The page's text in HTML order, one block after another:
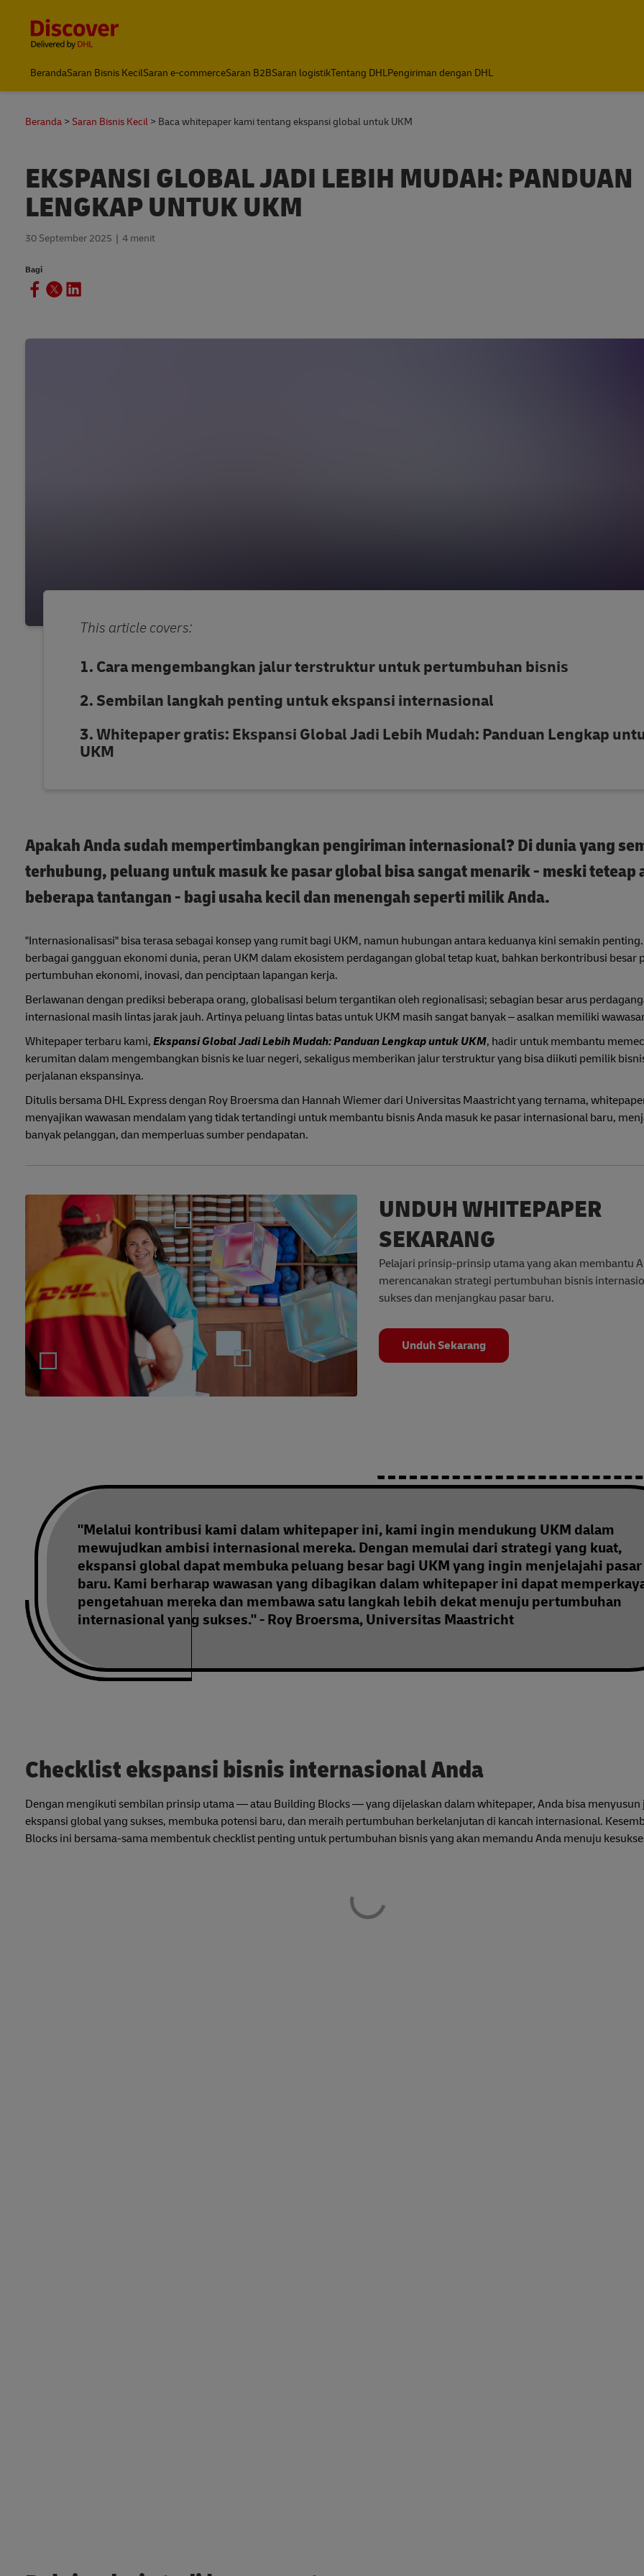
DHL Express Indonesia
BerandaSaran Bisnis KecilSaran e-commerceSaran B2BSaran logistikTentang DHLPengiriman dengan DHL
Beranda Saran Bisnis Kecil Baca whitepaper kami tentang ekspansi global untuk UKM
EKSPANSI GLOBAL JADI LEBIH MUDAH: PANDUAN
LENGKAP UNTUK UKM
30 September 2025 4 menit
Bagi
This article covers:
Cara mengembangkan jalur terstruktur untuk pertumbuhan bisnis
Sembilan langkah penting untuk ekspansi internasional
Whitepaper gratis: Ekspansi Global Jadi Lebih Mudah: Panduan Lengkap
UKM
Apakah Anda sudah mempertimbangkan pengiriman internasional? Di dunia yang
terhubung, peluang untuk masuk ke pasar global bisa sangat menarik - meski teteap
beberapa tantangan - bagi usaha kecil dan menengah seperti milik Anda.
"Internasionalisasi" bisa terasa sebagai konsep yang rumit bagi UKM, namun hubungan antara keduanya kini semakin
berbagai gangguan ekonomi dunia, peran UKM dalam ekosistem perdagangan global tetap kuat, bahkan berkontribusi besar
pertumbuhan ekonomi, inovasi, dan penciptaan lapangan kerja.
Berlawanan dengan prediksi beberapa orang, globalisasi belum tergantikan oleh regionalisasi; sebagian besar arus
internasional masih lintas jarak jauh. Artinya peluang lintas batas untuk UKM masih sangat banyak – asalkan memiliki
Whitepaper terbaru kami, Ekspansi Global Jadi Lebih Mudah: Panduan Lengkap untuk UKM, hadir untuk membantu
kerumitan dalam mengembangkan bisnis ke luar negeri, sekaligus memberikan jalur terstruktur yang bisa diikuti pemilik
perjalanan ekspansinya.
Ditulis bersama DHL Express dengan Roy Broersma dan Hannah Wiemer dari Universitas Maastricht yang ternama,
menyajikan wawasan mendalam yang tidak tertandingi untuk membantu bisnis Anda masuk ke pasar internasional baru,
banyak pelanggan, dan memperluas sumber pendapatan.
UNDUH WHITEPAPER
SEKARANG
Pelajari prinsip-prinsip utama yang akan membantu
merencanakan strategi pertumbuhan bisnis
sukses dan menjangkau pasar baru.
Unduh Sekarang
"Melalui kontribusi kami dalam whitepaper ini, kami ingin mendukung UKM dalam
mewujudkan ambisi internasional mereka. Dengan memulai dari strategi yang kuat,
ekspansi global dapat membuka peluang besar bagi UKM yang ingin menjelajahi pasar
baru. Kami berharap wawasan yang dibagikan dalam whitepaper ini dapat
pengetahuan mereka dan membawa satu langkah lebih dekat menuju pertumbuhan
internasional yang sukses." - Roy Broersma, Universitas Maastricht
Checklist ekspansi bisnis internasional Anda
Dengan mengikuti sembilan prinsip utama — atau Building Blocks — yang dijelaskan dalam whitepaper, Anda bisa
ekspansi global yang sukses, membuka potensi baru, dan meraih pertumbuhan berkelanjutan di kancah internasional.
Blocks ini bersama-sama membentuk checklist penting untuk pertumbuhan bisnis yang akan memandu Anda menuju